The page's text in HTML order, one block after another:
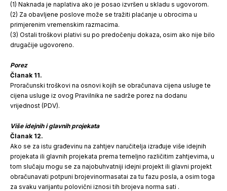
(1) Naknada je naplativa ako je posao izvršen u skladu s ugovorom.
(2) Za obavljene poslove može se tražiti plaćanje u obrocima u
primjerenim vremenskim razmacima.
(3) Ostali troškovi plativi su po predočenju dokaza, osim ako nije bilo
drugačije ugovoreno.
Porez
Članak 11.
Proračunski troškovi na osnovi kojih se obračunava cijena usluge te
cijena usluge iz ovog Pravilnika ne sadrže porez na dodanu
vrijednost (PDV).
Više idejnih i glavnih projekata
Članak 12.
Ako se za istu građevinu na zahtjev naručitelja izrađuje više idejnih
projekata ili glavnih projekata prema temeljno različitim zahtjevima, u
tom slučaju mogu se za najobuhvatniji idejni projekt ili glavni projekt
obračunavati potpuni brojevinormasatai za tu fazu posla, a osim toga
za svaku varijantu polovični iznosi tih brojeva norma sati .